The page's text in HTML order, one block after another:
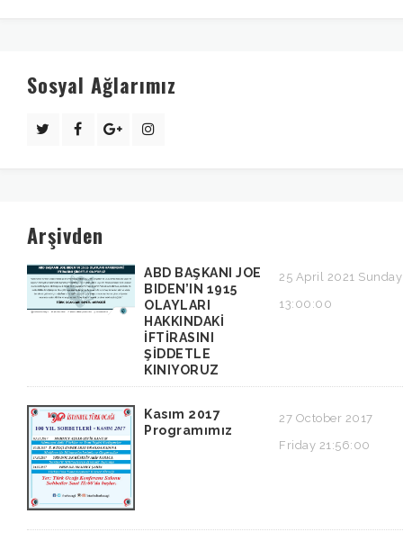
Sosyal Ağlarımız
Arşivden
ABD BAŞKANI JOE
BIDEN’IN 1915
OLAYLARI
HAKKINDAKİ
İFTİRASINI
ŞİDDETLE
KINIYORUZ
25 April 2021 Sunday
13:00:00
Kasım 2017
Programımız
27 October 2017
Friday 21:56:00